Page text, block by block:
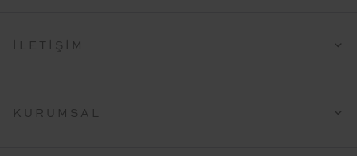
İLETIŞIM
KURUMSAL